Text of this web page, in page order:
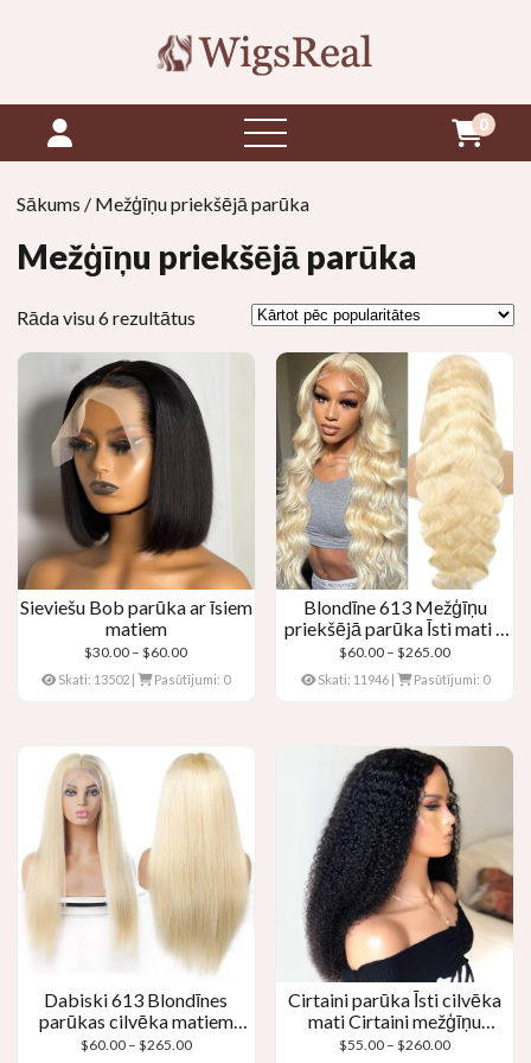
atvērt
izvēlni
0
Sākums / Mežģīņu priekšējā parūka
Mežģīņu priekšējā parūka
Rāda visu 6 rezultātus Sakārtots
popularitātes
Sieviešu Bob parūka ar īsiem
matiem
$30.00 – $60.00Cenu
diapazons:
$30.00
Skati: 13502 | Pasūtījumi: 0
Blondīne 613 Mežģīņu
priekšējā parūka Īsti mati –
Ķermeņa vilnis
$60.00 – $265.00Cenu
diapazons:
$60.00
Skati: 11946| Pasūtījumi: 0
Dabiski 613 Blondīnes
parūkas cilvēka matiem
Blondā mežģīņu priekšējā
$60.00 – $265.00Cenu
Cirtaini parūka Īsti cilvēka
mati Cirtaini mežģīņu
priekšējie parūkas
$55.00 – $260.00Cenu